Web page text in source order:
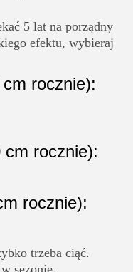
5 lat na porządny
efektu, wybieraj
rocznie):
cm rocznie):
rocznie):
trzeba ciąć.
sezonie.